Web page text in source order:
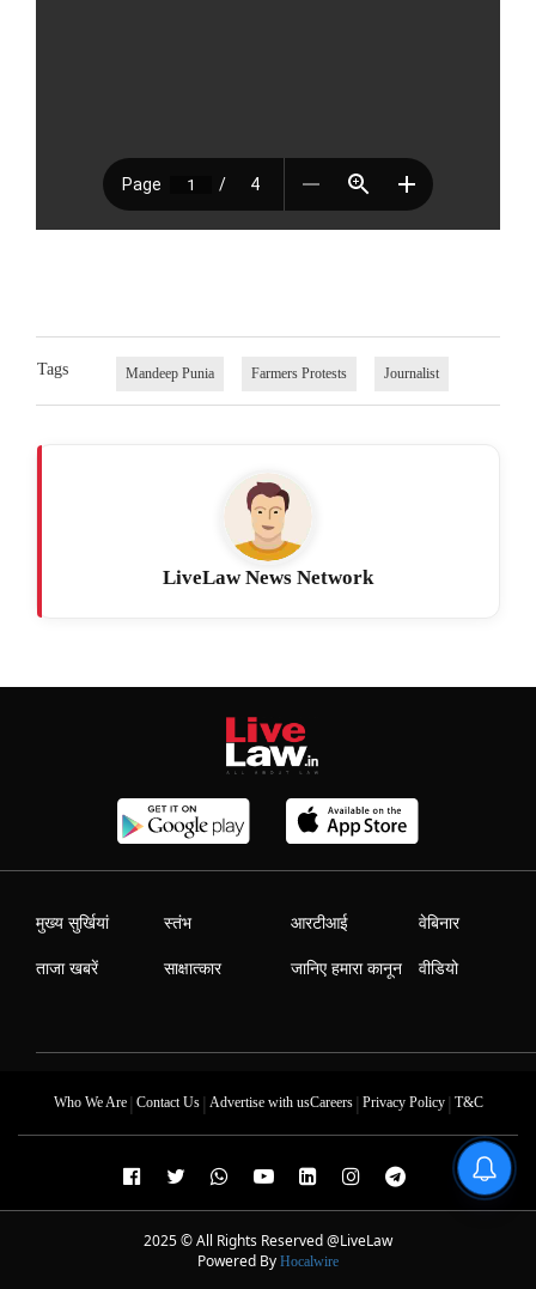
Tags Mandeep Punia Farmers Protests Journalist
LiveLaw News Network
मुख्य सुर्खियां
ताजा खबरें
स्तंभ
साक्षात्कार
आरटीआई
जानिए हमारा कानून
वेबिनार
वीडियो
Who We Are| Contact Us| Advertise with usCareers| Privacy Policy| T&C
2025 © All Rights Reserved @LiveLaw
Powered By Hocalwire